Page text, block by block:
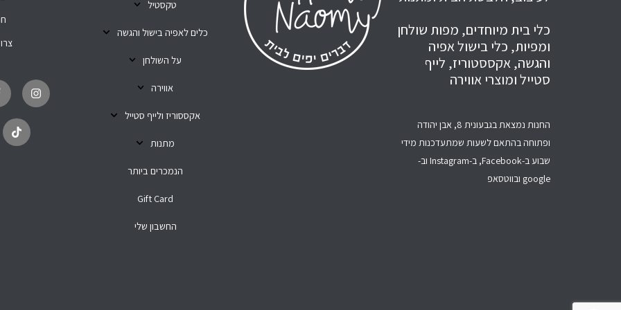
כלי בית מיוחדים, מפות שולחן
ומפיות, כלי בישול אפיה
והגשה, אקססטוריז, לייף
סטייל ומוצרי אווירה
החנות נמצאת בגבעונית 8, אבן יהודה
ופתוחה בהתאם לשעות שמתעדכנות מידי
שבוע ב-Facebook, ב-Instagram וב-
google ובווטסאפ
טקסטיל
כלים לאפיה בישול והגשה
על השולחן
אווירה
אקססוריז ולייף סטייל
מתנות
הנמכרים ביותר
Gift Card
החשבון שלי
n
s
t
k